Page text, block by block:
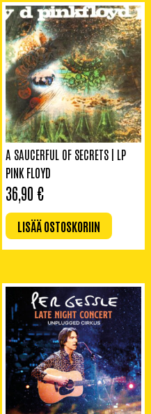
A SAUCERFUL OF SECRETS | LP
PINK FLOYD
36,90 €
LISÄÄ OSTOSKORIIN